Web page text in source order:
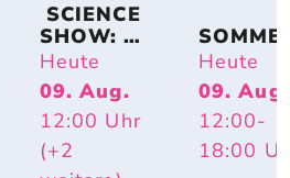
SCIENCE
SHOW:
TIERISCH
HEISS – W
ARUM R
OTE W
ANGEN U
ND E
Heute
09. Aug.
12:00 Uhr
(+2
SAUSE –
GROSSE G
EFÜHLE
Heute
09. Aug.
12:00-
18:00